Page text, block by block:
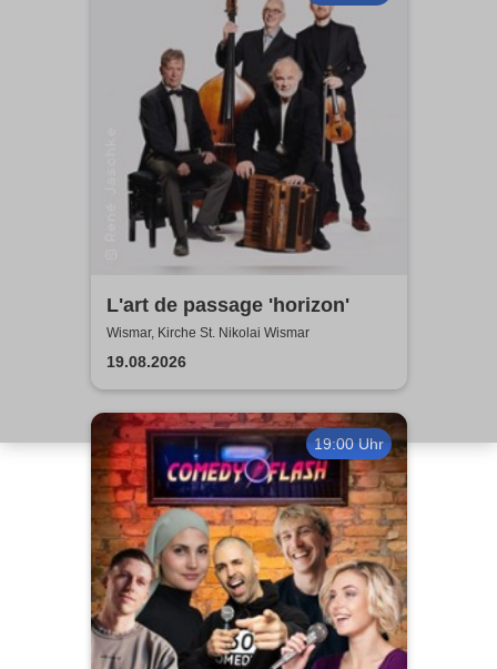
L'art de passage 'horizon'
Wismar, Kirche St. Nikolai Wismar
19.08.2026
19:00 Uhr